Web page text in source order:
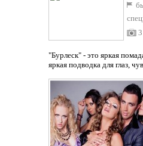
3
"Бурлеск" - это яркая
яркая подводка для глаз,